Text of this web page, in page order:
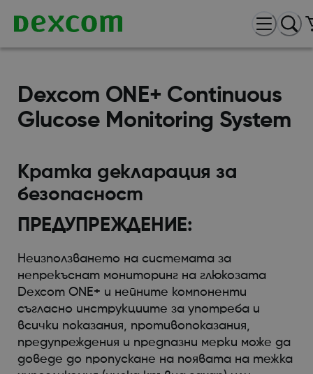
Dexcom ONE+ Continuous
Glucose Monitoring System
Кратка декларация за
безопасност
ПРЕДУПРЕЖДЕНИЕ:
Неизползването на системата за
непрекъснат мониторинг на глюкозата
Dexcom ONE+ и нейните компоненти
съгласно инструкциите за употреба и
всички показания, противопоказания,
предупреждения и предпазни мерки може да
доведе до пропускане на появата на тежка